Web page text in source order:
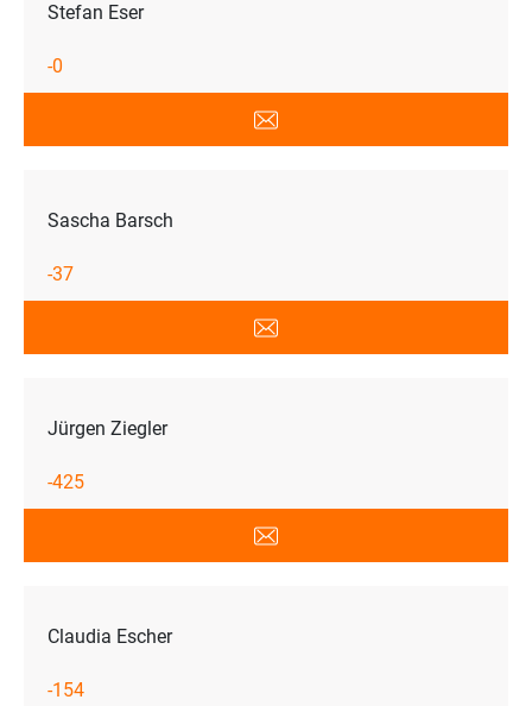
Stefan Eser
-0
Sascha Barsch
-37
Jürgen Ziegler
-425
Claudia Escher
-154